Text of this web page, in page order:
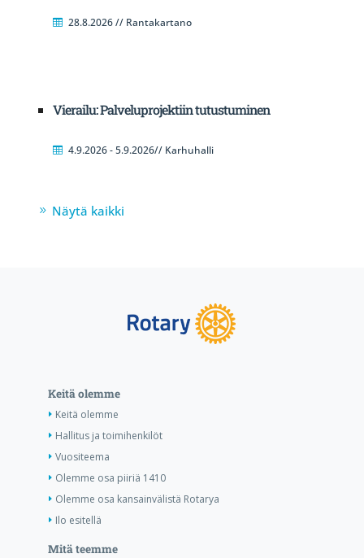
28.8.2026 // Rantakartano
Vierailu: Palveluprojektiin tutustuminen
4.9.2026 - 5.9.2026// Karhuhalli
Näytä kaikki
Keitä olemme
Keitä olemme
Hallitus ja toimihenkilöt
Vuositeema
Olemme osa piiriä 1410
Olemme osa kansainvälistä Rotarya
Ilo esitellä
Mitä teemme